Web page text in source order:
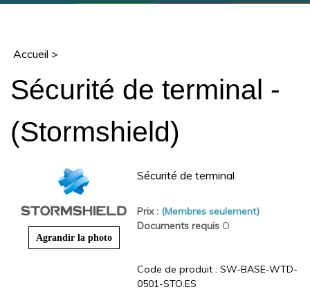
Accueil >
Sécurité de terminal -
(Stormshield)
Agrandir la photo
Sécurité de terminal
Prix : (Membres seulement)
Documents requisO
Code de produit : SW-BASE-WTD-
0501-STO.ES